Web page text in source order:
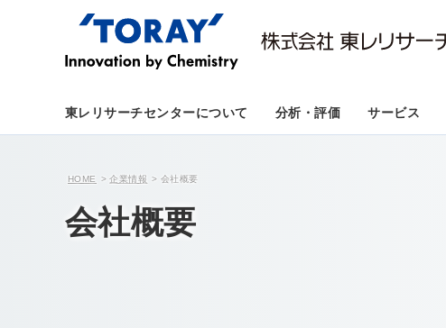
東レリサーチセンターについて 分析・評価 サービス
HOME 企業情報 会社概要
会社概要